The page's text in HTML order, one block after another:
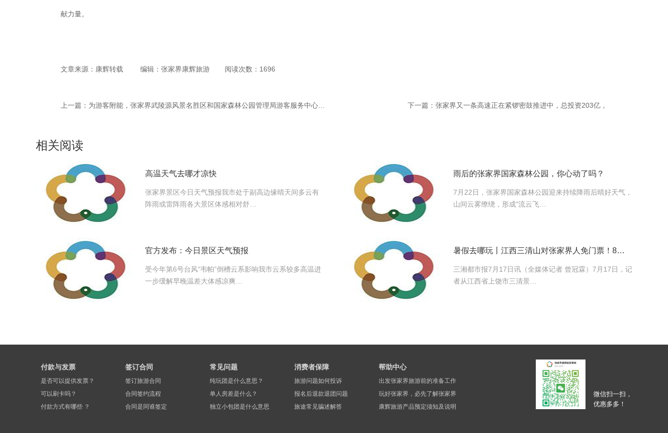
献力量。
文章来源：康辉转载 编辑：张家界康辉旅游 阅读次数：1696
上一篇： 下一篇： 张家界又一条高速正在紧锣密鼓推进中，总投资203亿，
相关阅读
高温天气去哪才凉快
张家界景区今日天气预报我市处于副高边缘晴天间多云有
阵雨或雷阵雨各大景区体感相对舒…
雨后的张家界国家森林公园，你心动了吗？
7月22日，张家界国家森林公园迎来持续降雨后晴好天气，
山间云雾缭绕，形成"流云飞…
官方发布：今日景区天气预报
受今年第6号台风“韦帕”倒槽云系影响我市云系较多高温进
一步缓解早晚温差大体感凉爽…
暑假去哪玩丨江西三清山对张家界人免门票！8月1日—10日可去云端避暑
三湘都市报7月17日讯（全媒体记者 曾冠霖）7月17日，记
者从江西省上饶市三清景…
付款与发票
是否可以提供发票？
可以刷卡吗？
付款方式有哪些 ？
签订合同
签订旅游合同
合同签约流程
合同是同谁签定
常见问题
纯玩团是什么意思？
单人房差是什么？
独立小包团是什么意思
消费者保障
旅游问题如何投诉
报名后退款退团问题
旅途常见骗述解答
帮助中心
出发张家界旅游前的准备工作
玩好张家界，必先了解张家界
康辉旅游产品预定须知及说明
微信扫一扫，
优惠多多！